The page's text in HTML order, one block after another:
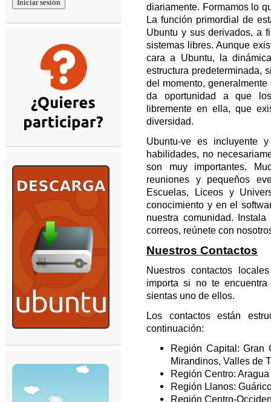
diariamente. Formamos lo
La función primordial de
Ubuntu y sus derivados, a
sistemas libres. Aunque
cara a Ubuntu, la
estructura predeterminada,
del momento,
da oportunidad a que
libremente en ella, que
diversidad.
Ubuntu-ve es incluyente
habilidades, no
son muy importantes.
reuniones y pequeños
Escuelas, Liceos y
conocimiento y en el
nuestra comunidad.
correos, reúnete con
Nuestros Contactos
Nuestros contactos
importa si no te
sientas uno de ellos.
Los contactos están
continuación:
Región Capital: Gran
Mirandinos, Valles de
Región Centro:
Región Llanos:
Región Centro-